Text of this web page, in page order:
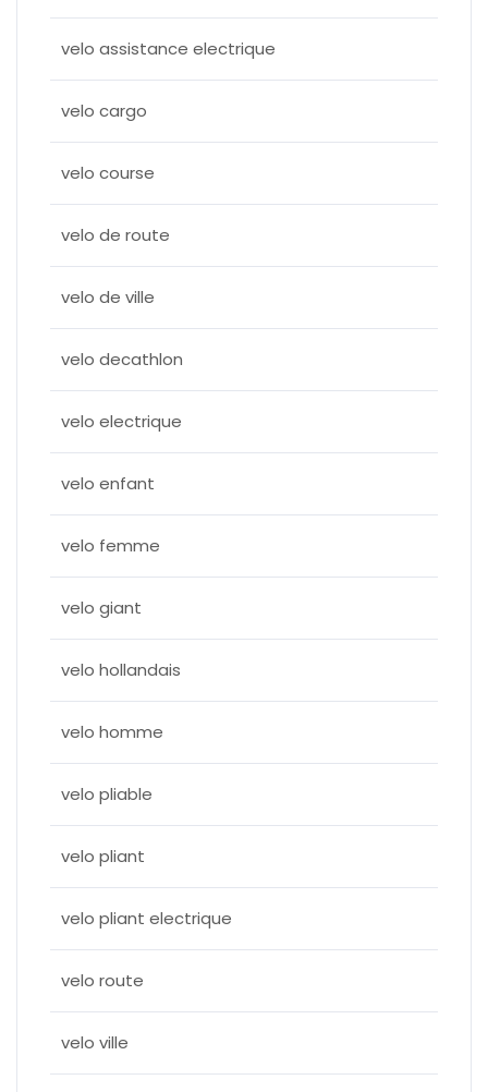
velo assistance electrique
velo cargo
velo course
velo de route
velo de ville
velo decathlon
velo electrique
velo enfant
velo femme
velo giant
velo hollandais
velo homme
velo pliable
velo pliant
velo pliant electrique
velo route
velo ville